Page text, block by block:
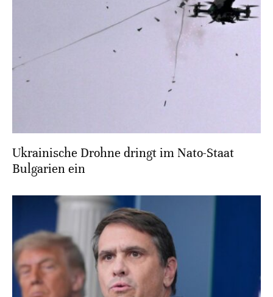
Ukrainische Drohne dringt im Nato-Staat
Bulgarien ein